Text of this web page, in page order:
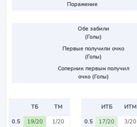
Поражение
Обе забили
(Голы)
Первые получили очко
(Голы)
Соперник первым получил
очко (Голы)
ТБ
ТМ
0.5
19/20
1/20
ИТБ
ИТМ
0.5
17/20
3/20